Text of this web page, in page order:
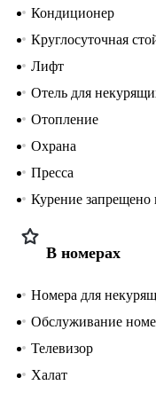
Кондиционер
Круглосуточная
Лифт
Отель для
Отопление
Охрана
Пресса
Курение запрещено
В номерах
Номера для
Обслуживание
Телевизор
Халат